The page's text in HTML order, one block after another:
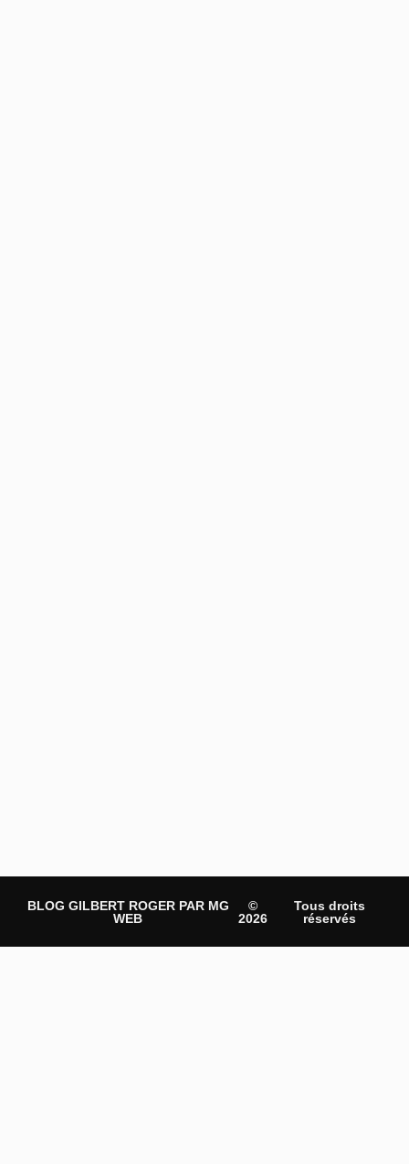
BLOG GILBERT ROGER PAR MG
WEB
©
2026
Tous droits
réservés